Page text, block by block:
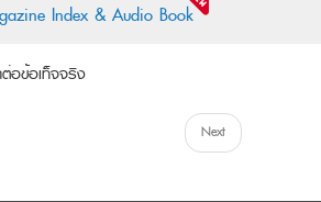
Index & Audio Book
อข้อเท็จจริง
Next